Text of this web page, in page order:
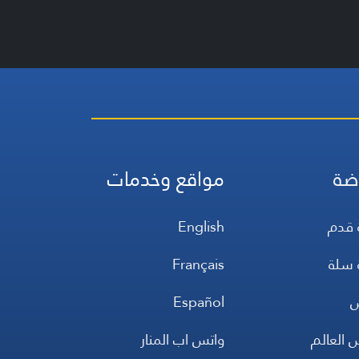
قدم
سلة
العالم
مواقع وخدمات
English
Français
Español
واتس اب المنار